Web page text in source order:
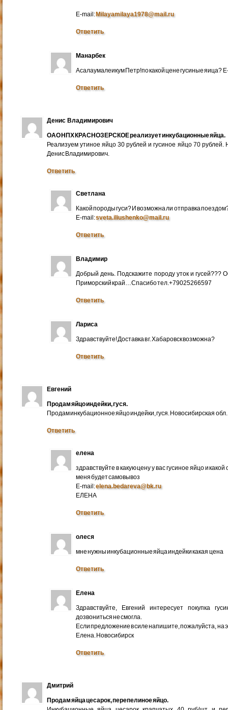
E-mail:Milayamilaya1978@mail.ru
Ответить
Манарбек
Асалаумалеикум Петр!по какой цене гусиные яица?
Ответить
Денис Владимирович
ОАО НПХ КРАСНОЗЕРСКОЕ реализует инкубационные яйца.
Реализуем утиное яйцо 30 рублей и гусиное яйцо 70
Денис Владимирович.
Ответить
Светлана
Какой породы гуси? И возможна ли отправка
E-mail:sveta.iliushenko@mail.ru
Ответить
Владимир
Добрый день. Подскажите породу уток и гусей???
Приморский край…Спасибо тел.+79025266597
Ответить
Лариса
Здравствуйте! Доставка в г. Хабаровск возможна?
Ответить
Евгений
Продам яйцо индейки, гуся.
Продам инкубационное яйцо индейки, гуся. Новосибирская
Ответить
елена
здравствуйте в какую цену у вас гусиное яйцо и
меня будет самовывоз
E-mail:elena.bedareva@bk.ru
ЕЛЕНА
Ответить
олеся
мне нужны инкубационные яйца индейки какая цена
Ответить
Елена
Здравствуйте, Евгений интересует покупка
дозвониться не смогла.
Если предложение в силе напишите, пожалуйста, на
Елена. Новосибирск
Ответить
Дмитрий
Продам яйца цесарок, перепелиное яйцо.